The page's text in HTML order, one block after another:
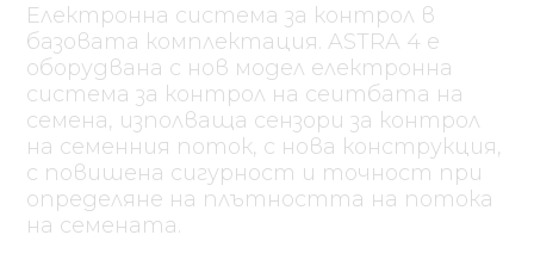
Електронна система за контрол в
базовата комплектация. ASTRA 4 е
оборудвана с нов модел електронна
система за контрол на сеитбата на
семена, изполваща сензори за контрол
на семенния поток, с нова конструкция,
с повишена сигурност и точност при
определяне на плътността на потока
на семената.